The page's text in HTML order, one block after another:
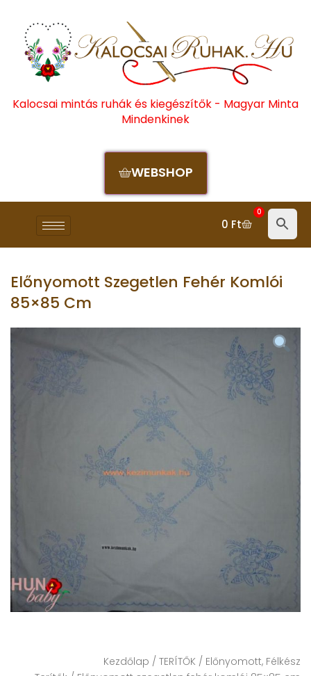
Kalocsai mintás ruhák és kiegészítők - Magyar Minta
Mindenkinek
WEBSHOP
0 Ft
0
Előnyomott Szegetlen Fehér Komlói
85×85 Cm
Kezdőlap / TERÍTŐK / Előnyomott, Félkész